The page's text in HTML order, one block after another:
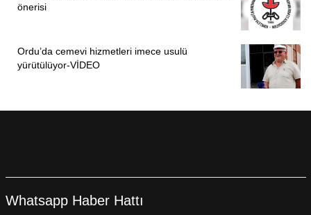
önerisi
Ordu’da cemevi hizmetleri imece usulü
yürütülüyor-VİDEO
Whatsapp Haber Hattı